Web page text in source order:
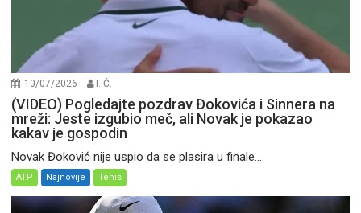
10/07/2026 I. Ć.
(VIDEO) Pogledajte pozdrav Đokovića i Sinnera na
mreži: Jeste izgubio meč, ali Novak je pokazao
kakav je gospodin
Novak Đoković nije uspio da se plasira u finale...
ATP Najnovije Tenis